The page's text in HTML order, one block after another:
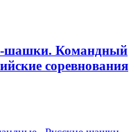
шашки. Командный
соревнования